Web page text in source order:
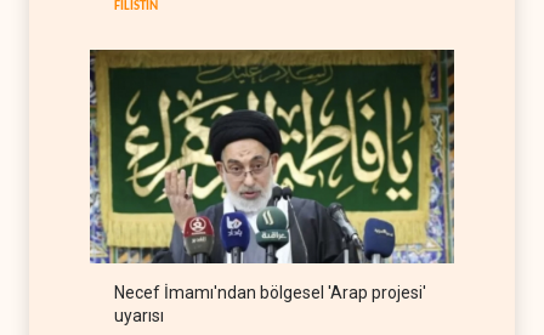
FİLİSTİN
Necef İmamı'ndan bölgesel 'Arap projesi'
uyarısı